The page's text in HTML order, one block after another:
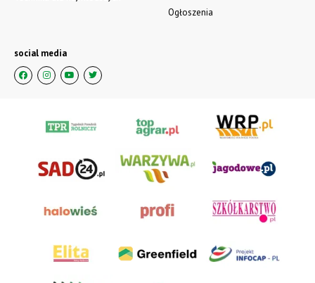
kup prenumeratę
Kontakt i regulaminy
Przydatne linki
Ceny rolnicze